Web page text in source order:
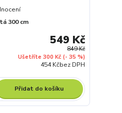
300 cm
849 Kč
Ušetříte 300 Kč (- 35 %)
549 Kč
454 Kčbez DPH
Přidat do košíku